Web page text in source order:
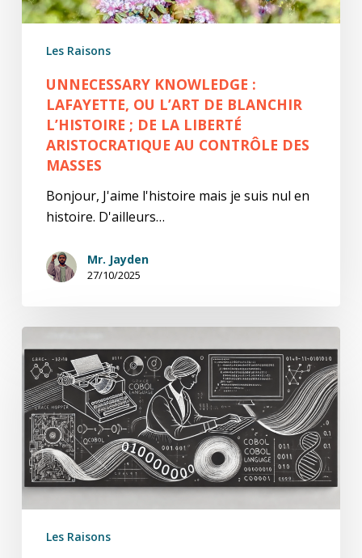
Les Raisons
UNNECESSARY KNOWLEDGE :
LAFAYETTE, OU L’ART DE BLANCHIR
L’HISTOIRE ; DE LA LIBERTÉ
ARISTOCRATIQUE AU CONTRÔLE DES
MASSES
Bonjour, J'aime l'histoire mais je suis nul en
histoire. D'ailleurs…
Mr. Jayden
27/10/2025
Portrait
Hors-
Série
Grace
Hopper
–
Les Raisons